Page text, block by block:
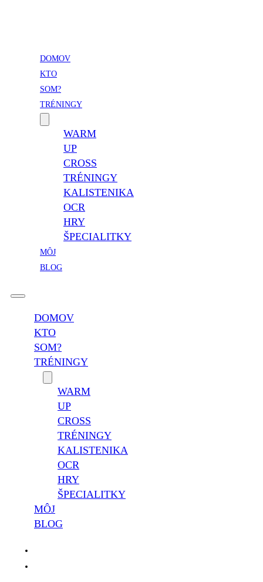
DOMOV
KTO
SOM?
TRÉNINGY
WARM
UP
CROSS
TRÉNINGY
KALISTENIKA
OCR
HRY
ŠPECIALITKY
MÔJ
BLOG
DOMOV
KTO
SOM?
TRÉNINGY
WARM
UP
CROSS
TRÉNINGY
KALISTENIKA
OCR
HRY
ŠPECIALITKY
MÔJ
BLOG